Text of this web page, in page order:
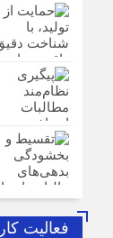
فعالیت